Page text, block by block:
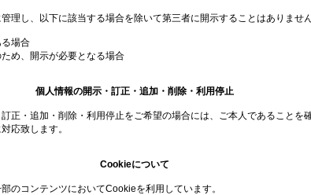
理し、以下に該当する場合を除いて第三者に開示することはありません
場合
め、開示が必要となる場合
個人情報の開示・訂正・追加・削除・利用停止
正・追加・削除・利用停止をご希望の場合には、ご本人であることを
応致します。
Cookieについて
のコンテンツにおいてCookieを利用しています。